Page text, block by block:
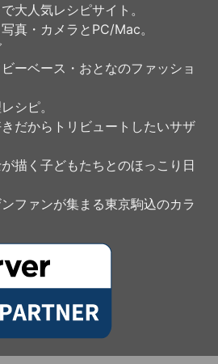
大人気レシピサイト。
真・カメラとPC/Mac。
ビーベース・おとなのファッショ
シピ。
きだからトリビュートしたいサザ
が描く子どもたちとのほっこり日
ンファンが集まる東京駒込のカラ